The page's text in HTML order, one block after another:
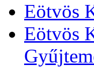
Eötvös
Eötvös